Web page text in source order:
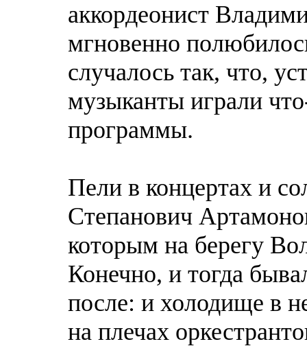
аккордеонист
мгновенно
случалось так, что,
музыканты играли
программы.
Пели в концертах и
Степанович
которым на берегу
Конечно, и тогда
после: и холодище в
на плечах